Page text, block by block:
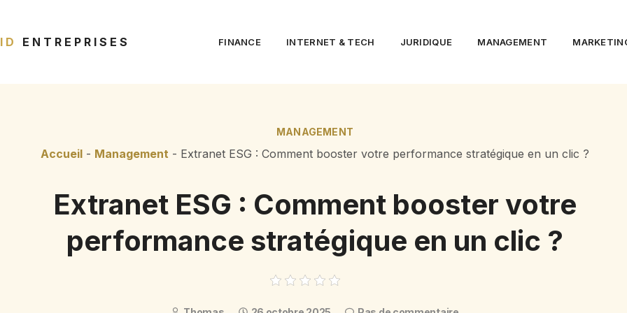
ID ENTREPRISES FINANCE INTERNET & TECH JURIDIQUE MANAGEMENT
MANAGEMENT
Accueil - Management - Extranet ESG : Comment booster votre performance stratégique en un clic ?
Extranet ESG : Comment booster votre
performance stratégique en un clic ?